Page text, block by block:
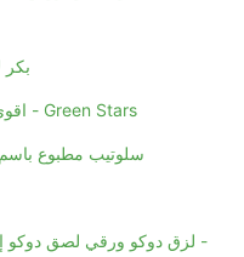
بكر
اقوي سلوتيب الوان للمصانع جرين ستارز - Green Stars
سلوتيب مطبوع باسم
لزق دوكو ورقي لصق دوكو